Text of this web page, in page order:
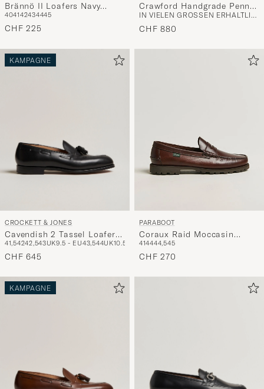
Brännö II Loafers Navy
Suede
404142434445
CHF 225
Crawford Handgrade Penny
Loafer Dk Brown Antique
Calf
IN VIELEN GRÖSSEN ERHÄLTLICH
CHF 880
KAMPAGNE
CROCKETT & JONES
Cavendish 2 Tassel Loafer
Black Calf
41,54242,543UK9.5 - EU43,544UK10.5 - EU44,5
CHF 645
PARABOOT
Coraux Raid Moccasin
America
414444,545
CHF 270
KAMPAGNE